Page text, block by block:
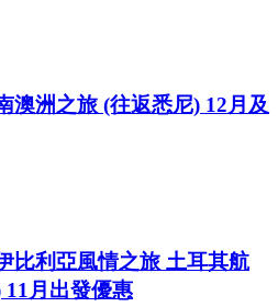
澳洲之旅 (往返悉尼) 12月及
比利亞風情之旅 土耳其航
11月出發優惠